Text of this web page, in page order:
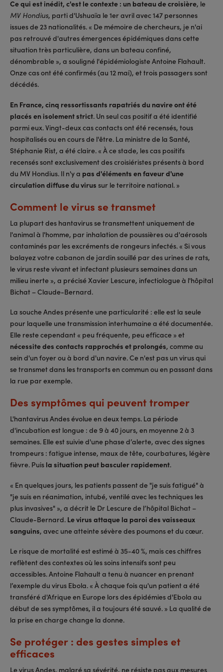
Ce qui est inédit, c'est le contexte : un bateau de croisière, le
MV Hondius, parti d'Ushuaïa le 1er avril avec 147 personnes
issues de 23 nationalités. « De mémoire de chercheurs, je n'ai
pas retrouvé d'autres émergences épidémiques dans cette
situation très particulière, dans un bateau confiné,
dénombrable », a souligné l'épidémiologiste Antoine Flahault.
Onze cas ont été confirmés (au 12 mai), et trois passagers sont
décédés.
En France, cinq ressortissants rapatriés du navire ont été
placés en isolement strict. Un seul cas positif a été identifié
parmi eux. Vingt-deux cas contacts ont été recensés, tous
hospitalisés ou en cours de l'être. La ministre de la Santé,
Stéphanie Rist, a été claire. « À ce stade, les cas positifs
recensés sont exclusivement des croisiéristes présents à bord
du MV Hondius. Il n'y a pas d'éléments en faveur d'une
circulation diffuse du virus sur le territoire national. »
Comment le virus se transmet
La plupart des hantavirus se transmettent uniquement de
l'animal à l'homme, par inhalation de poussières ou d'aérosols
contaminés par les excréments de rongeurs infectés. « Si vous
balayez votre cabanon de jardin souillé par des urines de rats,
le virus reste vivant et infectant plusieurs semaines dans un
milieu inerte », a précisé Xavier Lescure, infectiologue à l'hôpital
Bichat – Claude-Bernard.
La souche Andes présente une particularité : elle est la seule
pour laquelle une transmission interhumaine a été documentée.
Elle reste cependant « peu fréquente, peu efficace » et
nécessite des contacts rapprochés et prolongés, comme au
sein d'un foyer ou à bord d'un navire. Ce n'est pas un virus qui
se transmet dans les transports en commun ou en passant dans
la rue par exemple.
Des symptômes qui peuvent tromper
L'hantavirus Andes évolue en deux temps. La période
d'incubation est longue : de 9 à 40 jours, en moyenne 2 à 3
semaines. Elle est suivie d'une phase d’alerte, avec des signes
trompeurs : fatigue intense, maux de tête, courbatures, légère
fièvre. Puis la situation peut basculer rapidement.
« En quelques jours, les patients passent de "je suis fatigué" à
"je suis en réanimation, intubé, ventilé avec les techniques les
plus invasives" », a décrit le Dr Lescure de l’hôpital Bichat –
Claude-Bernard. Le virus attaque la paroi des vaisseaux
sanguins, avec une atteinte sévère des poumons et du cœur.
Le risque de mortalité est estimé à 35-40 %, mais ces chiffres
reflètent des contextes où les soins intensifs sont peu
accessibles. Antoine Flahault a tenu à nuancer en prenant
l’exemple du virus Ebola. « À chaque fois qu'un patient a été
transféré d'Afrique en Europe lors des épidémies d'Ebola au
début de ses symptômes, il a toujours été sauvé. » La qualité de
la prise en charge change la donne.
Se protéger : des gestes simples et
efficaces
Le virus Andes, malgré sa sévérité, ne résiste pas aux mesures